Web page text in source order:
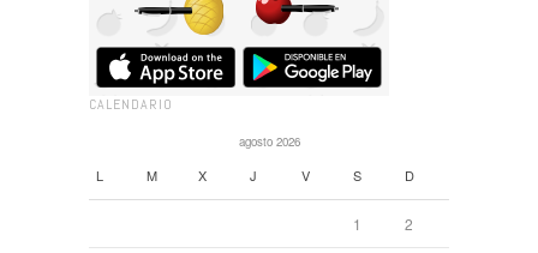
CALENDARIO
agosto 2026
L M X J V S D
1 2